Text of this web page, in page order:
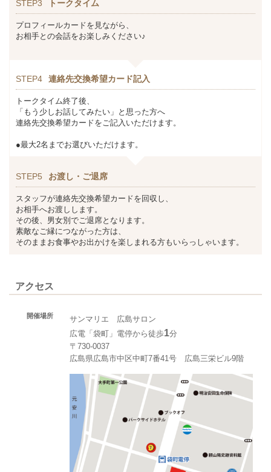
STEP3 トークタイム
プロフィールカードを見ながら、
お相手との会話をお楽しみください♪
STEP4 連絡先交換希望カード記入
トークタイム終了後、
「もう少しお話してみたい」と思った方へ
連絡先交換希望カードをご記入いただけます。
●最大2名までお選びいただけます。
STEP5 お渡し・ご退席
スタッフが連絡先交換希望カードを回収し、
お相手へお渡しします。
その後、男女別でご退席となります。
素敵なご縁につながった方は、
そのままお食事やお出かけを楽しまれる方もいらっしゃいます。
アクセス
開催場所
サンマリエ 広島サロン
広電「袋町」電停から徒歩1分
〒730-0037
広島県広島市中区中町7番41号 広島三栄ビル9階